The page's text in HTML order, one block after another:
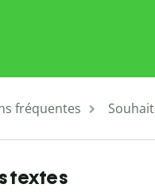
fréquentes
textes